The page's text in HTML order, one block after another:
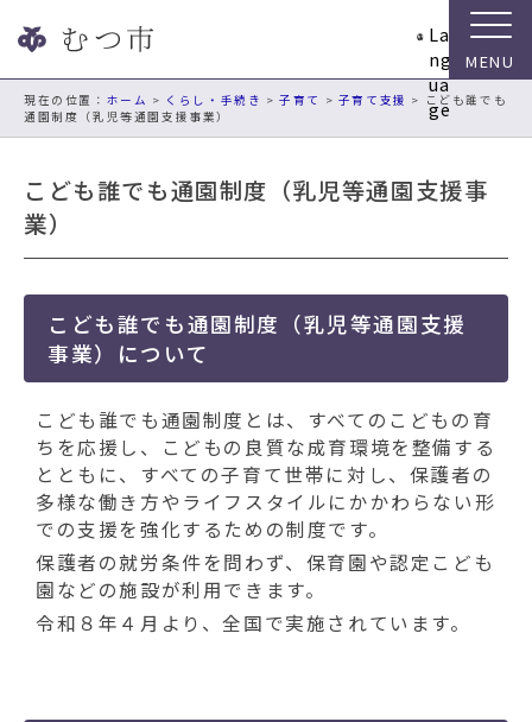
ビ
La
ng
ua
ge
現在の位置： ホーム > くらし・手続き >子育て > 子育て支援 > こども誰でも
通園制度（乳児等通園支援事業）
こども誰でも通園制度（乳児等通園支援事
業）
こども誰でも通園制度（乳児等通園支援
事業）について
こども誰でも通園制度とは、すべてのこどもの育
ちを応援し、こどもの良質な成育環境を整備する
とともに、すべての子育て世帯に対し、保護者の
多様な働き方やライフスタイルにかかわらない形
での支援を強化するための制度です。
保護者の就労条件を問わず、保育園や認定こども
園などの施設が利用できます。
令和８年４月より、全国で実施されています。